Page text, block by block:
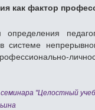
как фактор
определения
системе
"Целостный